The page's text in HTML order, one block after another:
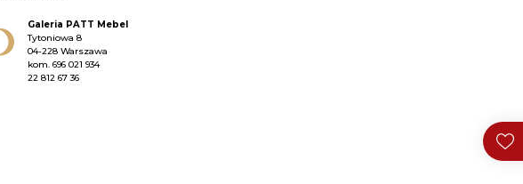
Galeria PATT Mebel
Tytoniowa 8
04-228 Warszawa
kom. 696 021 934
22 812 67 36